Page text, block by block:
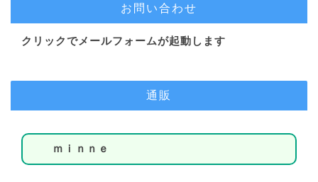
お問い合わせ
クリックでメールフォームが起動します
通販
ｍｉｎｎｅ